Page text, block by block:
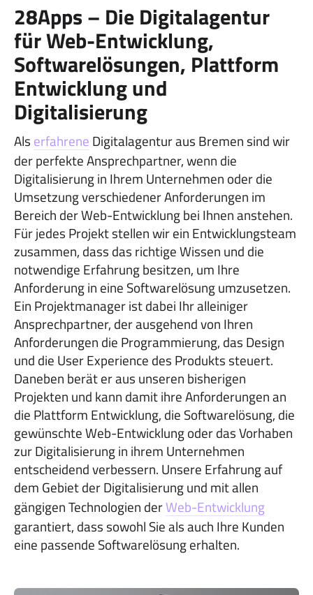
28Apps – Die Digitalagentur
für Web-Entwicklung,
Softwarelösungen, Plattform
Entwicklung und
Digitalisierung
Als erfahrene Digitalagentur aus Bremen sind wir
der perfekte Ansprechpartner, wenn die
Digitalisierung in Ihrem Unternehmen oder die
Umsetzung verschiedener Anforderungen im
Bereich der Web-Entwicklung bei Ihnen anstehen.
Für jedes Projekt stellen wir ein Entwicklungsteam
zusammen, dass das richtige Wissen und die
notwendige Erfahrung besitzen, um Ihre
Anforderung in eine Softwarelösung umzusetzen.
Ein Projektmanager ist dabei Ihr alleiniger
Ansprechpartner, der ausgehend von Ihren
Anforderungen die Programmierung, das Design
und die User Experience des Produkts steuert.
Daneben berät er aus unseren bisherigen
Projekten und kann damit ihre Anforderungen an
die Plattform Entwicklung, die Softwarelösung, die
gewünschte Web-Entwicklung oder das Vorhaben
zur Digitalisierung in ihrem Unternehmen
entscheidend verbessern. Unsere Erfahrung auf
dem Gebiet der Digitalisierung und mit allen
gängigen Technologien derWeb-Entwicklung
garantiert, dass sowohl Sie als auch Ihre Kunden
eine passende Softwarelösung erhalten.